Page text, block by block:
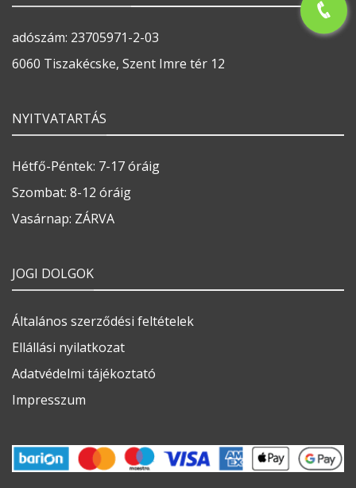
adószám: 23705971-2-03
6060 Tiszakécske, Szent Imre tér 12
NYITVATARTÁS
Hétfő-Péntek: 7-17 óráig
Szombat: 8-12 óráig
Vasárnap: ZÁRVA
JOGI DOLGOK
Általános szerződési feltételek
Ellállási nyilatkozat
Adatvédelmi tájékoztató
Impresszum